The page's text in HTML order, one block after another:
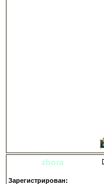
zhora
Зарегистрирован: